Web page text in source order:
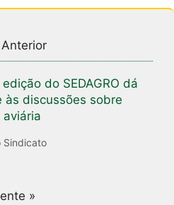
do SEDAGRO dá
às discussões sobre
aviária
Sindicato
»